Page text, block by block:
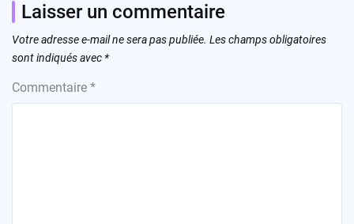
Laisser un commentaire
Votre adresse e-mail ne sera pas publiée. Les champs obligatoires
sont indiqués avec *
Commentaire *